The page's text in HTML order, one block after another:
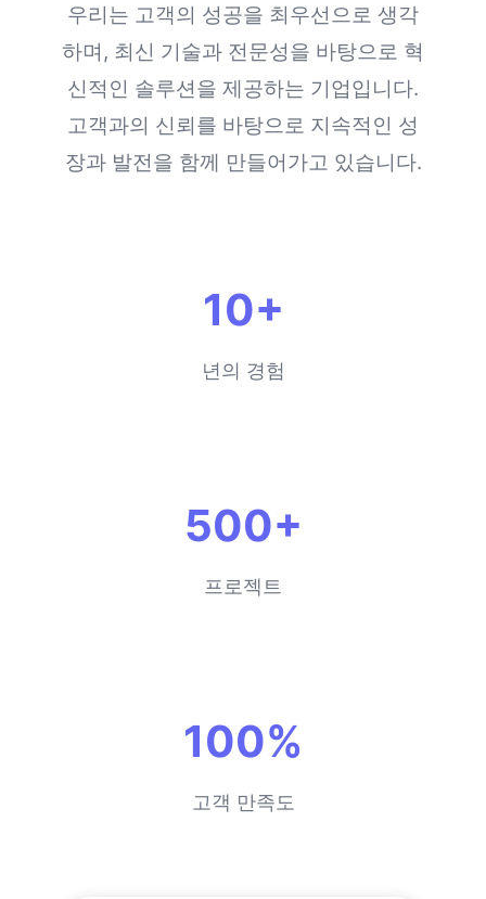
우리는 고객의 성공을 최우선으로 생각
하며, 최신 기술과 전문성을 바탕으로 혁
신적인 솔루션을 제공하는 기업입니다.
고객과의 신뢰를 바탕으로 지속적인 성
장과 발전을 함께 만들어가고 있습니다.
10+
년의 경험
500+
프로젝트
100%
고객 만족도